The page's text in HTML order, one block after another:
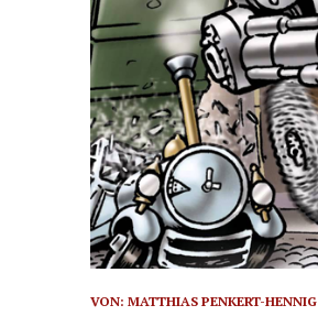
VON: MATTHIAS PENKERT-HENNIG